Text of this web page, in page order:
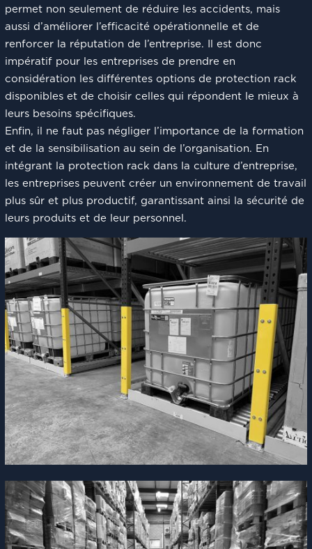
permet non seulement de réduire les accidents, mais
aussi d’améliorer l’efficacité opérationnelle et de
renforcer la réputation de l’entreprise. Il est donc
impératif pour les entreprises de prendre en
considération les différentes options de protection rack
disponibles et de choisir celles qui répondent le mieux à
leurs besoins spécifiques.
Enfin, il ne faut pas négliger l’importance de la formation
et de la sensibilisation au sein de l’organisation. En
intégrant la protection rack dans la culture d’entreprise,
les entreprises peuvent créer un environnement de travail
plus sûr et plus productif, garantissant ainsi la sécurité de
leurs produits et de leur personnel.